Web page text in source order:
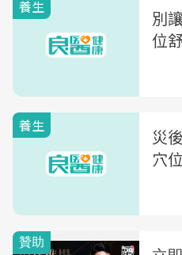
養生
別
位
養生
災
穴